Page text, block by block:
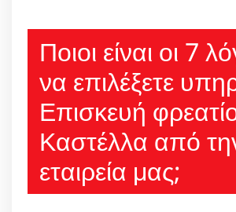
Ποιοι είναι οι 7
να επιλέξετε
Επισκευή
Καστέλλα από
εταιρεία μας;